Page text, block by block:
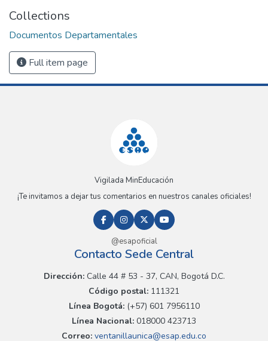
Collections
Documentos Departamentales
Full item page
Vigilada MinEducación
¡Te invitamos a dejar tus comentarios en nuestros canales oficiales!
@esapoficial
Contacto Sede Central
Dirección:Calle 44 # 53 - 37, CAN, Bogotá D.C.
Código postal: 111321
Línea Bogotá:(+57) 601 7956110
Línea Nacional: 018000 423713
Correo: ventanillaunica@esap.edu.co